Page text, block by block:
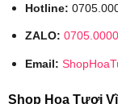
Hotline:
ZALO:
Email:
Shop Hoa Tươi